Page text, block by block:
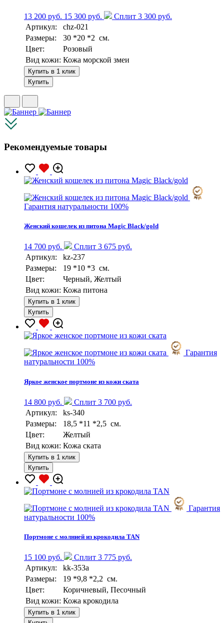
13 200 руб. 15 300 руб.
Сплит 3 300 руб.
Артикул:
chz-021
Размеры:
30 *20 *2 см.
Цвет:
Розовый
Вид кожи: Кожа морской змеи
Купить в 1 клик
Купить
Рекомендуемые товары
Гарантия натуральности 100%
Женский кошелек из питона Magic Black/gold
14 700 руб.
Сплит 3 675 руб.
Артикул:
kz-237
Размеры:
19 *10 *3 см.
Цвет:
Черный, Желтый
Вид кожи: Кожа питона
Купить в 1 клик
Купить
Гарантия
натуральности 100%
Яркое женское портмоне из кожи ската
14 800 руб.
Сплит 3 700 руб.
Артикул:
ks-340
Размеры:
18,5 *11 *2,5 см.
Цвет:
Желтый
Вид кожи: Кожа ската
Купить в 1 клик
Купить
Гарантия
натуральности 100%
Портмоне с молнией из крокодила TAN
15 100 руб.
Сплит 3 775 руб.
Артикул:
kk-353a
Размеры:
19 *9,8 *2,2 см.
Цвет:
Коричневый, Песочный
Вид кожи: Кожа крокодила
Купить в 1 клик